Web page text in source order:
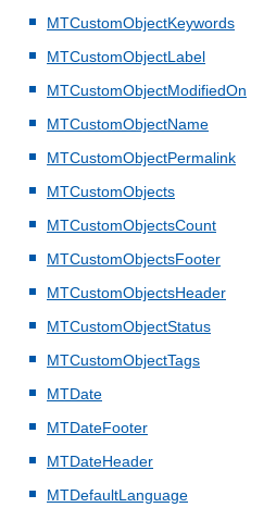
MTCustomObjectKeywords
MTCustomObjectLabel
MTCustomObjectModifiedOn
MTCustomObjectName
MTCustomObjectPermalink
MTCustomObjects
MTCustomObjectsCount
MTCustomObjectsFooter
MTCustomObjectsHeader
MTCustomObjectStatus
MTCustomObjectTags
MTDate
MTDateFooter
MTDateHeader
MTDefaultLanguage